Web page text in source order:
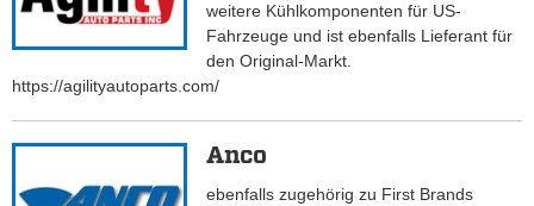
weitere Kühlkomponenten für US-
Fahrzeuge und ist ebenfalls Lieferant für
den Original-Markt.
https://agilityautoparts.com/
Anco
ebenfalls zugehörig zu First Brands